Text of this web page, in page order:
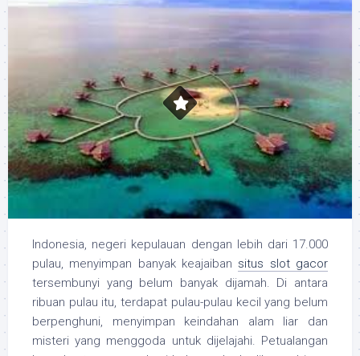
Indonesia, negeri kepulauan dengan lebih dari 17.000
pulau, menyimpan banyak keajaiban situs slot gacor
tersembunyi yang belum banyak dijamah. Di antara
ribuan pulau itu, terdapat pulau-pulau kecil yang belum
berpenghuni, menyimpan keindahan alam liar dan
misteri yang menggoda untuk dijelajahi. Petualangan